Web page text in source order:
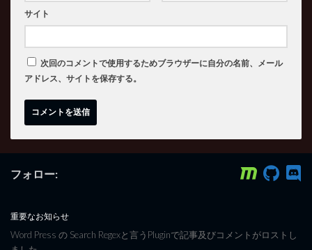
サイト
次回のコメントで使用するためブラウザーに自分の名前、メール
アドレス、サイトを保存する。
フォロー:
重要なお知らせ
Word Press の Search Regexと言うPluginで記事及びコメントがロストし